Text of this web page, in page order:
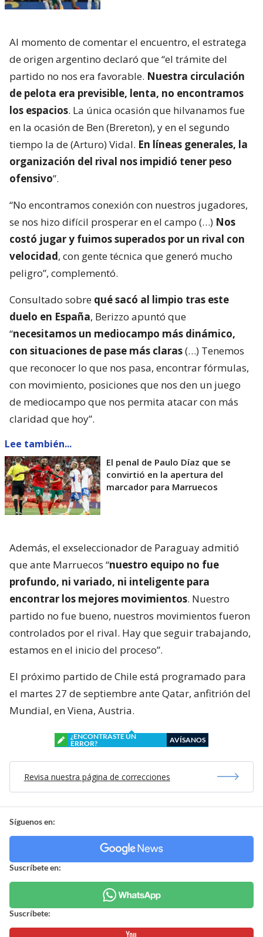
Al momento de comentar el encuentro, el estratega
de origen argentino declaró que “el trámite del
partido no nos era favorable. Nuestra circulación
de pelota era previsible, lenta, no encontramos
los espacios. La única ocasión que hilvanamos fue
en la ocasión de Ben (Brereton), y en el segundo
tiempo la de (Arturo) Vidal. En líneas generales, la
organización del rival nos impidió tener peso
ofensivo”.
“No encontramos conexión con nuestros jugadores,
se nos hizo difícil prosperar en el campo (…) Nos
costó jugar y fuimos superados por un rival con
velocidad, con gente técnica que generó mucho
peligro”, complementó.
Consultado sobre qué sacó al limpio tras este
duelo en España, Berizzo apuntó que
“necesitamos un mediocampo más dinámico,
con situaciones de pase más claras(…) Tenemos
que reconocer lo que nos pasa, encontrar fórmulas,
con movimiento, posiciones que nos den un juego
de mediocampo que nos permita atacar con más
claridad que hoy”.
Lee también...
El penal de Paulo Díaz que se
convirtió en la apertura del
marcador para Marruecos
Además, el exseleccionador de Paraguay admitió
que ante Marruecos “nuestro equipo no fue
profundo, ni variado, ni inteligente para
encontrar los mejores movimientos. Nuestro
partido no fue bueno, nuestros movimientos fueron
controlados por el rival. Hay que seguir trabajando,
estamos en el inicio del proceso”.
El próximo partido de Chile está programado para
el martes 27 de septiembre ante Qatar, anfitrión del
Mundial, en Viena, Austria.
¿ENCONTRASTE UN
ERROR?
AVÍSANOS
Revisa nuestra página de correcciones
Síguenos en:
Suscríbete en:
Suscríbete: